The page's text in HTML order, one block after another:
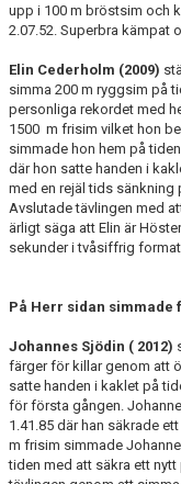
upp i 100 m bröstsim och
2.07.52. Superbra kämpat
Elin Cederholm (2009)
simma 200 m ryggsim på
personliga rekordet med
1500 m frisim vilket hon
simmade hon hem på
där hon satte handen i
med en rejäl tids sänkning
Avslutade tävlingen med
ärligt säga att Elin är
sekunder i tvåsiffrig
På Herr sidan simmade
Johannes Sjödin ( 2012)
färger för killar genom att
satte handen i kaklet på
för första gången.
1.41.85 där han säkrade
m frisim simmade
tiden med att säkra ett